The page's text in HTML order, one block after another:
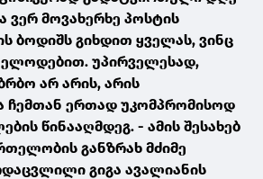
ვერ მოვახერხე პოსტის
ბოდიშს გიხდით ყველას, ვინც
ელოდებით. უპირველესად,
არ არის, არის
ჩემთან ერთად უკომპრომისოდ
წინააღმდეგ. - ამის შესახებ
განზრახ მძიმე
გიგა ავალიანის